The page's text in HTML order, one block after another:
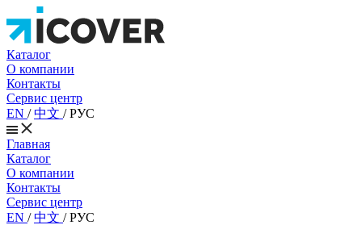
Каталог
О компании
Контакты
Сервис центр
EN /中文 /РУС
Главная
Каталог
О компании
Контакты
Сервис центр
EN /中文 /РУС